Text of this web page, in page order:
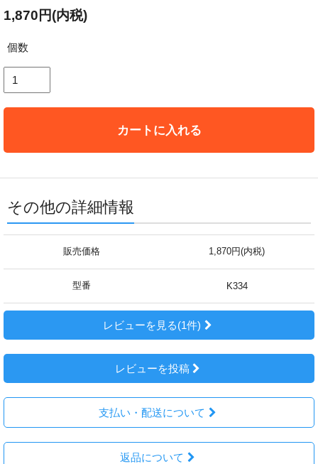
1,870円(内税)
個数
カートに入れる
その他の詳細情報
販売価格 1,870円(内税)
型番 K334
レビューを見る(1件)
レビューを投稿
支払い・配送について
返品について